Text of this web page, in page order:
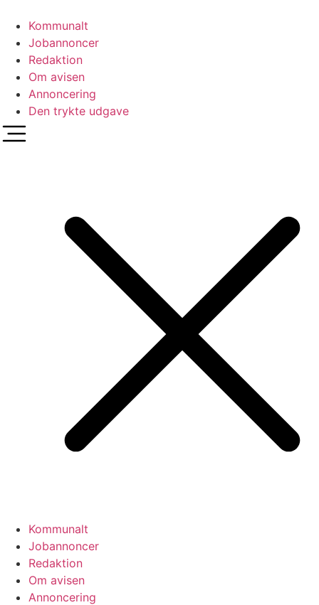
indhold
Kommunalt
Jobannoncer
Redaktion
Om avisen
Annoncering
Den trykte udgave
Kommunalt
Jobannoncer
Redaktion
Om avisen
Annoncering